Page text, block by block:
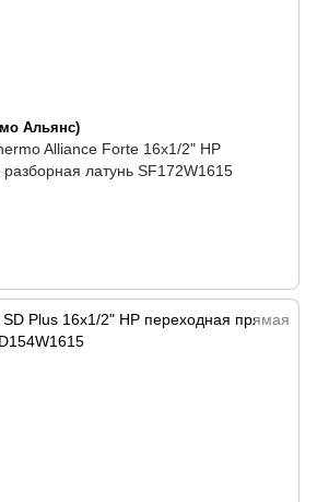
Альянс)
Alliance Forte 16х1/2" НР
латунь SF172W1615